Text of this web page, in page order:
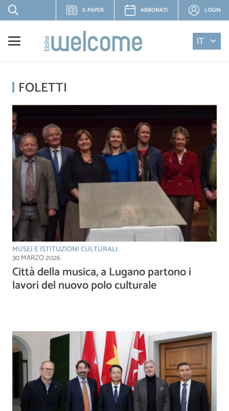
E-PAPER ABBONATI LOGIN
IT
FOLETTI
MUSEI E ISTITUZIONI CULTURALI
30 MARZO 2026
Città della musica, a Lugano partono i
lavori del nuovo polo culturale